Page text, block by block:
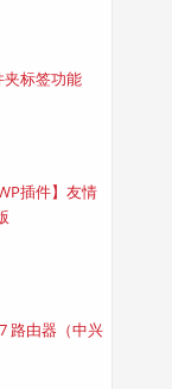
标签功能
WP插件】友情
路由器（中兴